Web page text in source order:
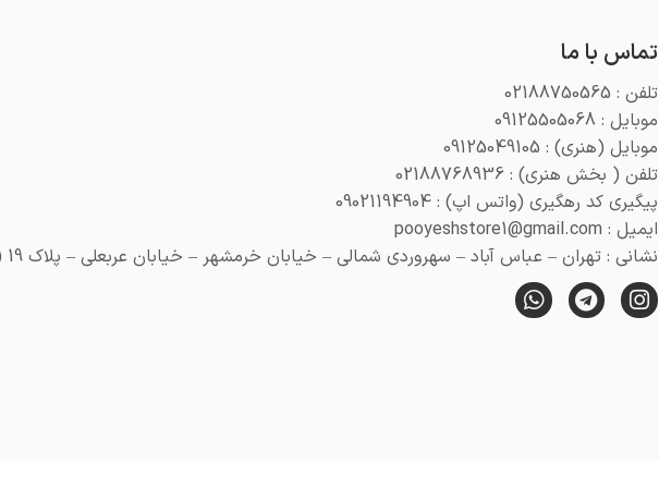
تماس با ما
تلفن : 02188750565
موبایل : 09125505068
موبایل (هنری) : 09125049105
تلفن ( بخش هنری) : 02188768936
پیگیری کد رهگیری (واتس اپ) : 09021194904
ایمیل : pooyeshstore1@gmail.com
نشانی : تهران – عباس آباد – سهروردی شمالی – خیابان خرمشهر – خیابان عربعلی – پلاک 19 (هنری پلاک 29)